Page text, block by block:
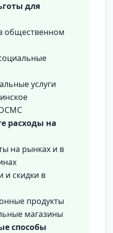
для
общественном
услуги
расходы на
на рынках и в
и скидки в
продукты
магазины
способы